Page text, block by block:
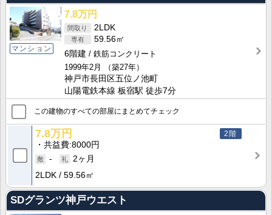
マンション
7.8万円
2LDK
59.56㎡
6階建
鉄筋コンクリート
1999年2月
（築27年）
神戸市長田区五位ノ池町
山陽電鉄本線 板宿駅 徒歩7分
この建物のすべての部屋にまとめてチェック
2階
7.8万円
共益費 8000円
-
2ヶ月
2LDK
59.56㎡
SDグランツ神戸ウエスト